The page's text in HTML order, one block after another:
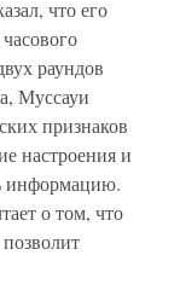
что его
раундов
Муссауи
признаков
настроения и
информацию.
о том, что